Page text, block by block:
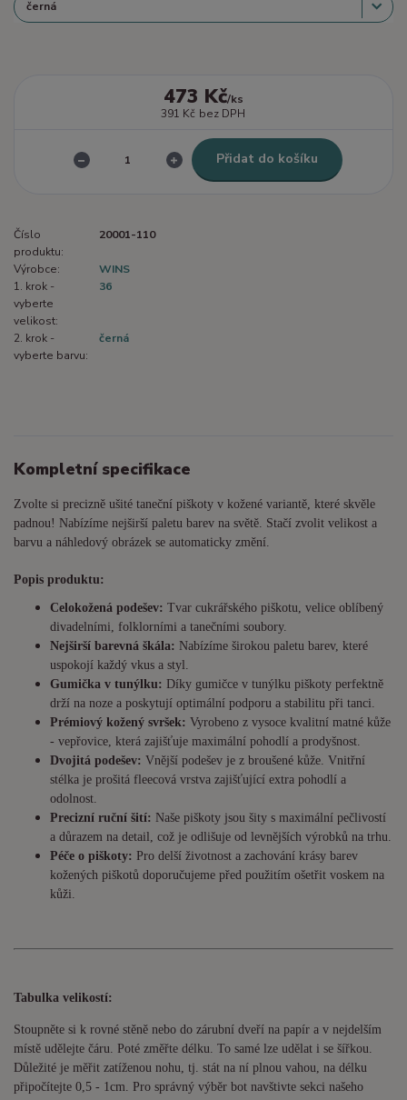
473 Kč/ks
391 Kč bez DPH
Přidat do košíku
Číslo
produktu:
20001-110
Výrobce:
WINS
1. krok -
vyberte
velikost:
36
2. krok -
vyberte barvu:
černá
Kompletní specifikace
Zvolte si precizně ušité taneční piškoty v kožené variantě, které skvěle
padnou! Nabízíme nejširší paletu barev na světě. Stačí zvolit velikost a
barvu a náhledový obrázek se automaticky změní.
Popis produktu:
Celokožená podešev: Tvar cukrářského piškotu, velice oblíbený
divadelními, folklorními a tanečními soubory.
Nejširší barevná škála: Nabízíme širokou paletu barev, které
uspokojí každý vkus a styl.
Gumička v tunýlku: Díky gumičce v tunýlku piškoty perfektně
drží na noze a poskytují optimální podporu a stabilitu při tanci.
Prémiový kožený svršek: Vyrobeno z vysoce kvalitní matné kůže
- vepřovice, která zajišťuje maximální pohodlí a prodyšnost.
Dvojitá podešev: Vnější podešev je z broušené kůže. Vnitřní
stélka je prošitá fleecová vrstva zajišťující extra pohodlí a
odolnost.
Precizní ruční šití: Naše piškoty jsou šity s maximální pečlivostí
a důrazem na detail, což je odlišuje od levnějších výrobků na trhu.
Péče o piškoty: Pro delší životnost a zachování krásy barev
kožených piškotů doporučujeme před použitím ošetřit voskem na
kůži.
Tabulka velikostí:
Stoupněte si k rovné stěně nebo do zárubní dveří na papír a v nejdelším
místě udělejte čáru. Poté změřte délku. To samé lze udělat i se šířkou.
Důležité je měřit zatíženou nohu, tj. stát na ní plnou vahou, na délku
připočítejte 0,5 - 1cm . Pro správný výběr bot navštivte sekci našeho